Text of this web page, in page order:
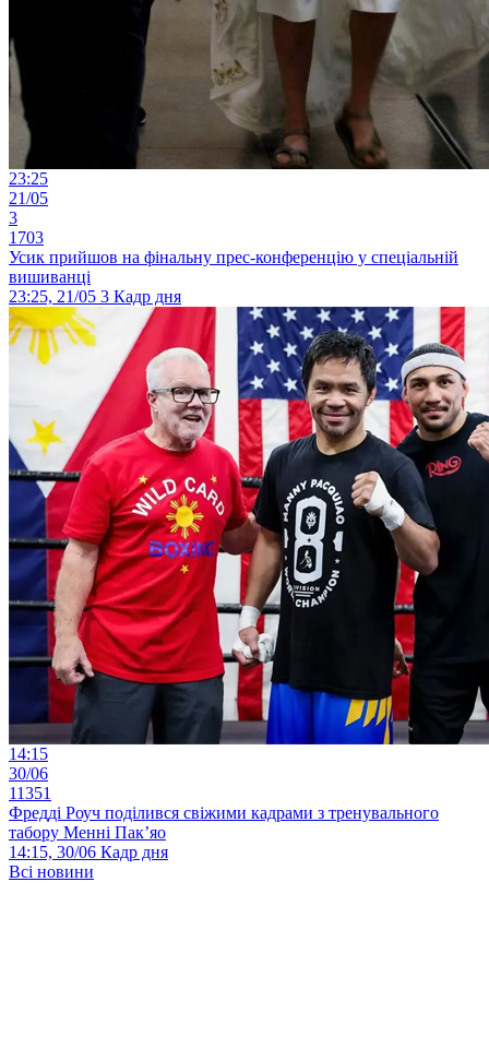
23:25
21/05
3
1703
Усик прийшов на фінальну прес-конференцію у спеціальній
вишиванці
23:25, 21/05 3 Кадр дня
14:15
30/06
11351
Фредді Роуч поділився свіжими кадрами з тренувального
табору Менні Пак’яо
14:15, 30/06 Кадр дня
Всі новини